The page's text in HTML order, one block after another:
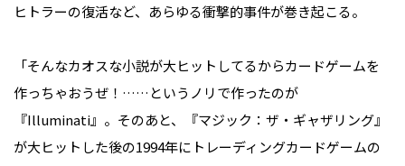
ヒトラーの復活など、あらゆる衝撃的事件が巻き起こる。
「そんなカオスな小説が大ヒットしてるからカードゲームを
作っちゃおうぜ！……というノリで作ったのが
『Illuminati』。そのあと、『マジック：ザ・ギャザリング』
が大ヒットした後の1994年にトレーディングカードゲームの